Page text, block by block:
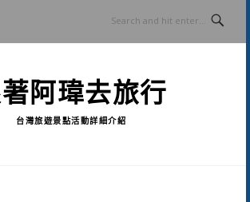
阿瑋去旅行
台灣旅遊景點活動詳細介紹